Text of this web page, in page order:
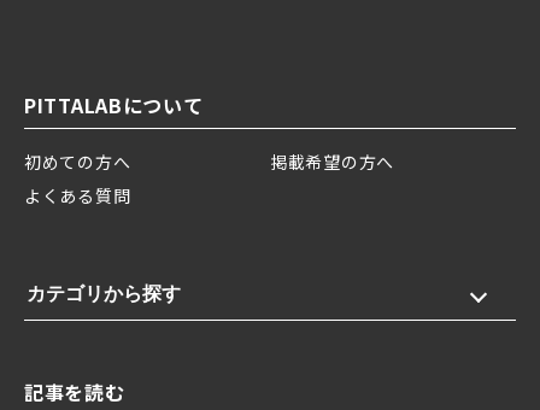
PITTALABについて
初めての方へ
掲載希望の方へ
よくある質問
カテゴリから探す
記事を読む